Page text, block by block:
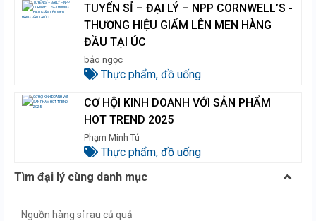
TUYỂN SỈ – ĐẠI LÝ – NPP CORNWELL’S -
THƯƠNG HIỆU GIẤM LÊN MEN HÀNG
ĐẦU TẠI ÚC
bảo ngọc
Thực phẩm, đồ uống
CƠ HỘI KINH DOANH VỚI SẢN PHẨM
HOT TREND 2025
Phạm Minh Tú
Thực phẩm, đồ uống
Tìm đại lý cùng danh mục
Nguồn hàng sỉ rau củ quả